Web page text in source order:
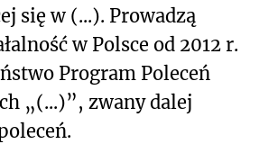
się w (...). Prowadzą
w Polsce od 2012 r.
Program Poleceń
„(...)”, zwany dalej